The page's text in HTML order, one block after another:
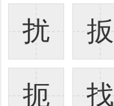
扰 扳
扼 找